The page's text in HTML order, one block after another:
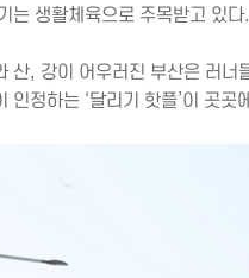
는 생활체육으로 주목받고 있다.
산, 강이 어우러진 부산은 러
인정하는 ‘달리기 핫플’이 곳